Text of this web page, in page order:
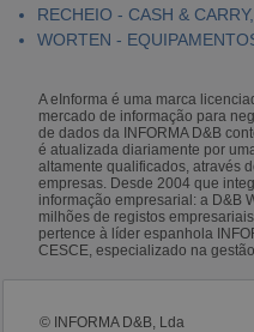
RECHEIO - CASH & CARRY,
WORTEN -
A eInforma é uma marca
mercado de informação para
de dados da INFORMA D&B
é atualizada diariamente por
altamente qualificados, através
empresas. Desde 2004 que
informação empresarial: a D&B
milhões de registos
pertence à líder espanhola
CESCE, especializado na
© INFORMA D&B, Lda